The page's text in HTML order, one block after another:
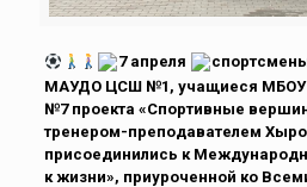
7 апреля
МАУДО ЦСШ №1, учащиеся
№7 проекта «Спортивные
тренером-преподавателем
присоединились к
к жизни», приуроченной ко